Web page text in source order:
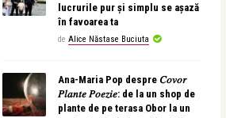
lucrurile pur și simplu se așază
în favoarea ta
de Alice Năstase Buciuta
Ana-Maria Pop despre 𝐶𝑜𝑣𝑜𝑟
𝑃𝑙𝑎𝑛𝑡𝑒 𝑃𝑜𝑒𝑧𝑖𝑒: de la un shop de
plante de pe terasa Obor la un